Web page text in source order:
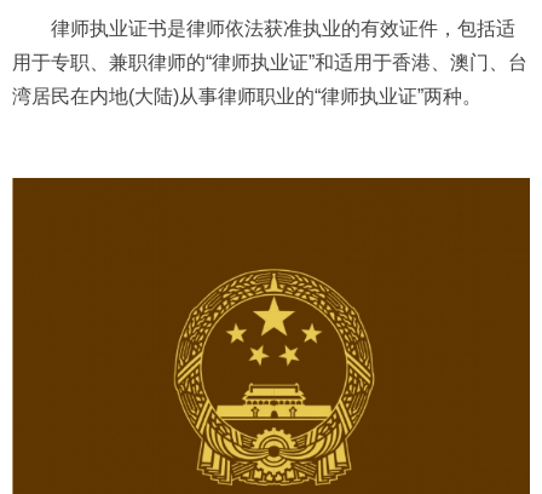
律师执业证书是律师依法获准执业的有效证件，包括适
用于专职、兼职律师的“律师执业证”和适用于香港、澳门、台
湾居民在内地(大陆)从事律师职业的“律师执业证”两种。